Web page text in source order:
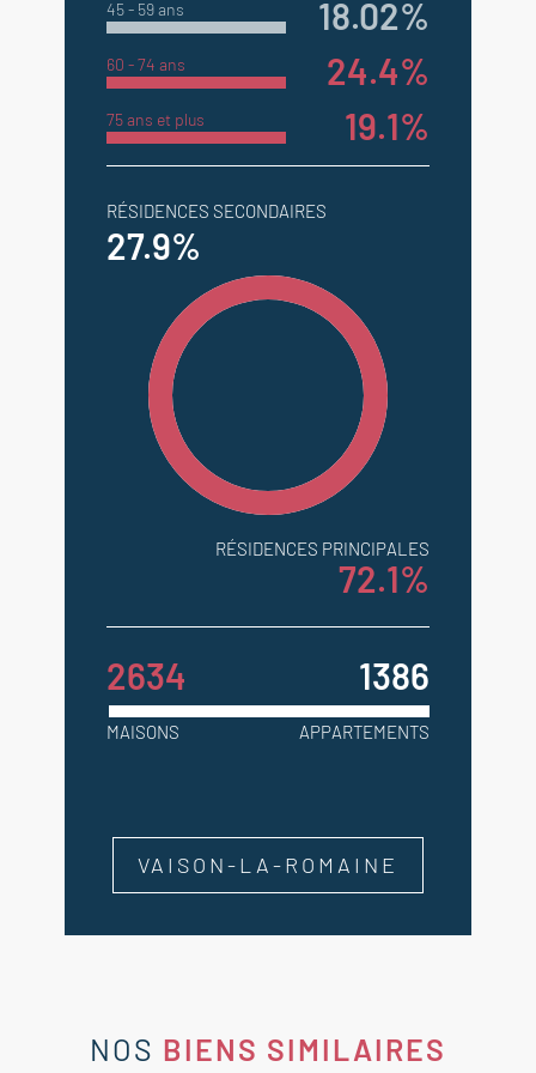
45 - 59 ans 18.02%
60 - 74 ans 24.4%
75 ans et plus 19.1%
RÉSIDENCES SECONDAIRES
27.9%
RÉSIDENCES PRINCIPALES
72.1%
2634 1386
MAISONS APPARTEMENTS
VAISON-LA-ROMAINE
NOS BIENS SIMILAIRES